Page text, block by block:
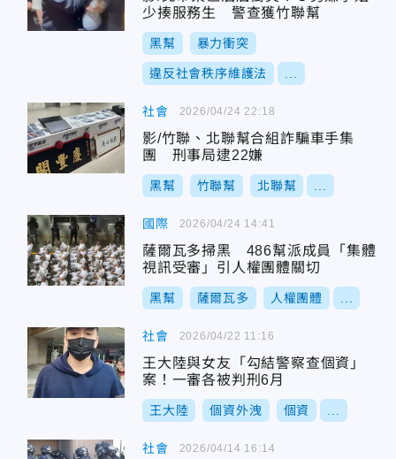
少揍服務生 警查獲竹聯幫
黑幫 暴力衝突
違反社會秩序維護法
社會
影/竹聯、北聯幫合組詐騙車手集
團 刑事局逮22嫌
黑幫 竹聯幫 北聯幫
2026/04/24 22:18
國際
薩爾瓦多掃黑 486幫派成員「集體
視訊受審」引人權團體關切
黑幫 薩爾瓦多 人權團體
2026/04/24 14:41
社會
王大陸與女友「勾結警察查個資」
案！一審各被判刑6月
王大陸 個資外洩 個資
2026/04/22 11:16
社會 2026/04/14 16:14